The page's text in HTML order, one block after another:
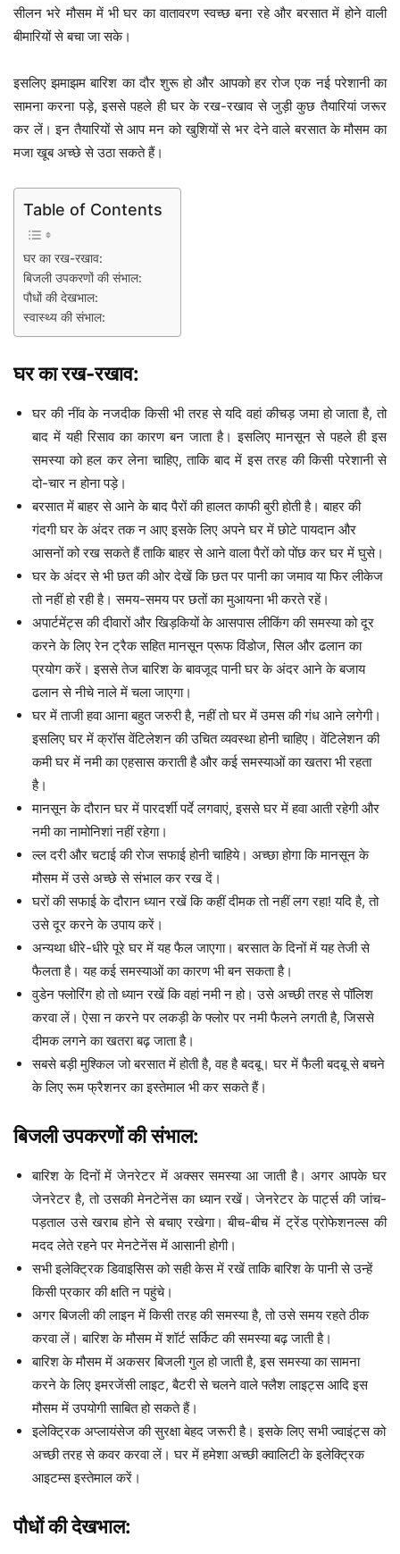
सीलन भरे मौसम में भी घर का वातावरण स्वच्छ बना रहे और बरसात में होने वाली
बीमारियों से बचा जा सके।
इसलिए झमाझम बारिश का दौर शुरू हो और आपको हर रोज एक नई परेशानी का
सामना करना पड़े, इससे पहले ही घर के रख-रखाव से जुड़ी कुछ तैयारियां जरूर
कर लें। इन तैयारियों से आप मन को खुशियों से भर देने वाले बरसात के मौसम का
मजा खूब अच्छे से उठा सकते हैं।
Table of Contents
घर का रख-रखाव:
बिजली उपकरणों की संभाल:
पौधों की देखभाल:
स्वास्थ्य की संभाल:
घर का रख-रखाव:
घर की नींव के नजदीक किसी भी तरह से यदि वहां कीचड़ जमा हो जाता है, तो
बाद में यही रिसाव का कारण बन जाता है। इसलिए मानसून से पहले ही इस
समस्या को हल कर लेना चाहिए, ताकि बाद में इस तरह की किसी परेशानी से
दो-चार न होना पड़े।
बरसात में बाहर से आने के बाद पैरों की हालत काफी बुरी होती है। बाहर की
गंदगी घर के अंदर तक न आए इसके लिए अपने घर में छोटे पायदान और
आसनों को रख सकते हैं ताकि बाहर से आने वाला पैरों को पोंछ कर घर में घुसे।
घर के अंदर से भी छत की ओर देखें कि छत पर पानी का जमाव या फिर लीकेज
तो नहीं हो रही है। समय-समय पर छतों का मुआयना भी करते रहें।
अपार्टमेंट्स की दीवारों और खिड़कियों के आसपास लीकिंग की समस्या को दूर
करने के लिए रेन ट्रैक सहित मानसून प्रूफ विंडोज, सिल और ढलान का
प्रयोग करें। इससे तेज बारिश के बावजूद पानी घर के अंदर आने के बजाय
ढलान से नीचे नाले में चला जाएगा।
घर में ताजी हवा आना बहुत जरुरी है, नहीं तो घर में उमस की गंध आने लगेगी।
इसलिए घर में क्रॉस वेंटिलेशन की उचित व्यवस्था होनी चाहिए। वेंटिलेशन की
कमी घर में नमी का एहसास कराती है और कई समस्याओं का खतरा भी रहता
है।
मानसून के दौरान घर में पारदर्शी पर्दे लगवाएं, इससे घर में हवा आती रहेगी और
नमी का नामोनिशां नहीं रहेगा।
ल्ल दरी और चटाई की रोज सफाई होनी चाहिये। अच्छा होगा कि मानसून के
मौसम में उसे अच्छे से संभाल कर रख दें।
घरों की सफाई के दौरान ध्यान रखें कि कहीं दीमक तो नहीं लग रहा! यदि है, तो
उसे दूर करने के उपाय करें।
अन्यथा धीरे-धीरे पूरे घर में यह फैल जाएगा। बरसात के दिनों में यह तेजी से
फैलता है। यह कई समस्याओं का कारण भी बन सकता है।
वुडेन फ्लोरिंग हो तो ध्यान रखें कि वहां नमी न हो। उसे अच्छी तरह से पॉलिश
करवा लें। ऐसा न करने पर लकड़ी के फ्लोर पर नमी फैलने लगती है, जिससे
दीमक लगने का खतरा बढ़ जाता है।
सबसे बड़ी मुश्किल जो बरसात में होती है, वह है बदबू। घर में फैली बदबू से बचने
के लिए रूम फ्रैशनर का इस्तेमाल भी कर सकते हैं।
बिजली उपकरणों की संभाल:
बारिश के दिनों में जेनरेटर में अक्सर समस्या आ जाती है। अगर आपके घर
जेनरेटर है, तो उसकी मेनटेनेंस का ध्यान रखें। जेनरेटर के पार्ट्स की जांच-
पड़ताल उसे खराब होने से बचाए रखेगा। बीच-बीच में ट्रेंड प्रोफेशनल्स की
मदद लेते रहने पर मेनटेनेंस में आसानी होगी।
सभी इलेक्ट्रिक डिवाइसिस को सही केस में रखें ताकि बारिश के पानी से उन्हें
किसी प्रकार की क्षति न पहुंचे।
अगर बिजली की लाइन में किसी तरह की समस्या है, तो उसे समय रहते ठीक
करवा लें। बारिश के मौसम में शॉर्ट सर्किट की समस्या बढ़ जाती है।
बारिश के मौसम में अकसर बिजली गुल हो जाती है, इस समस्या का सामना
करने के लिए इमरजेंसी लाइट, बैटरी से चलने वाले फ्लैश लाइट्स आदि इस
मौसम में उपयोगी साबित हो सकते हैं।
इलेक्ट्रिक अप्लायंसेज की सुरक्षा बेहद जरूरी है। इसके लिए सभी ज्वाइंट्स को
अच्छी तरह से कवर करवा लें। घर में हमेशा अच्छी क्वालिटी के इलेक्ट्रिक
आइटम्स इस्तेमाल करें।
पौधों की देखभाल: